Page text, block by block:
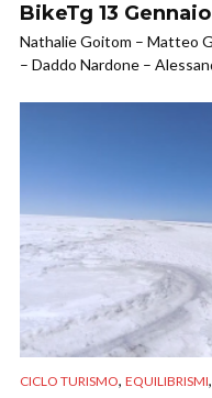
BikeTg 13
Nathalie Goitom – Matteo
– Daddo Nardone –
CICLO TURISMO, EQUILIBRISMI,